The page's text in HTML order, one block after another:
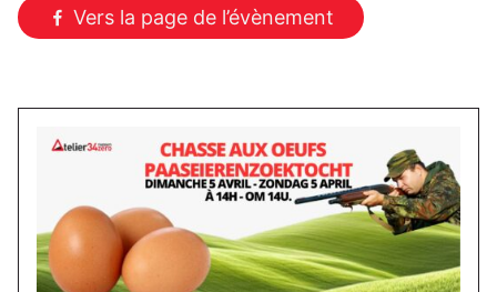
Vers la page de l’évènement